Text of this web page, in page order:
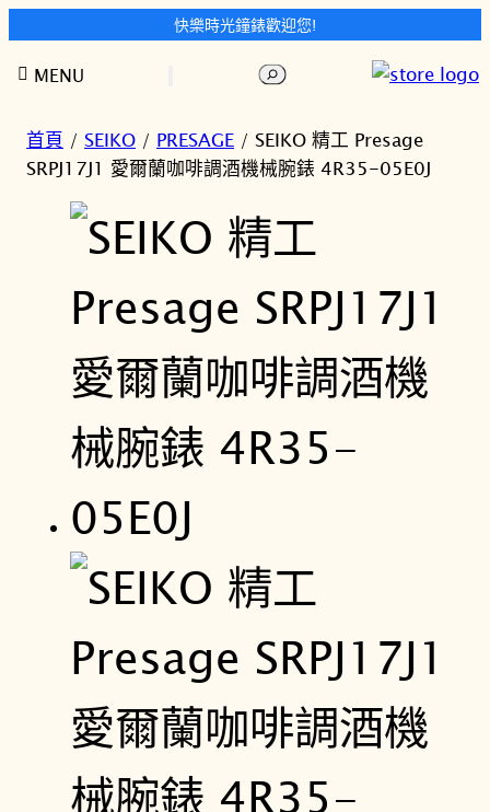
快樂時光鐘錶歡迎您!
至
搜
MENU
首頁 / SEIKO / PRESAGE / SEIKO 精工 Presage
SRPJ17J1 愛爾蘭咖啡調酒機械腕錶 4R35-05E0J